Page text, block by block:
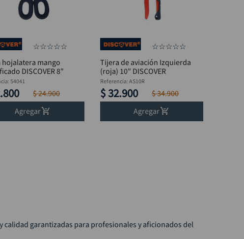
☆☆☆☆☆
hojalatera mango
DISCOVER 8"
: 54041
.800 $24.900
Agregar
☆☆☆☆☆
Tijera de aviación Izquierda
(roja) 10" DISCOVER
Referencia: AS10R
$32.900 $34.900
Agregar
garantizadas para profesionales y aficionados del